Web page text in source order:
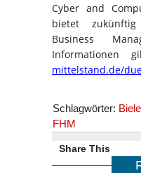
Cyber and
bietet
Business
Informationen
mittelstand.de/
Schlagwörter:
FHM
Share This